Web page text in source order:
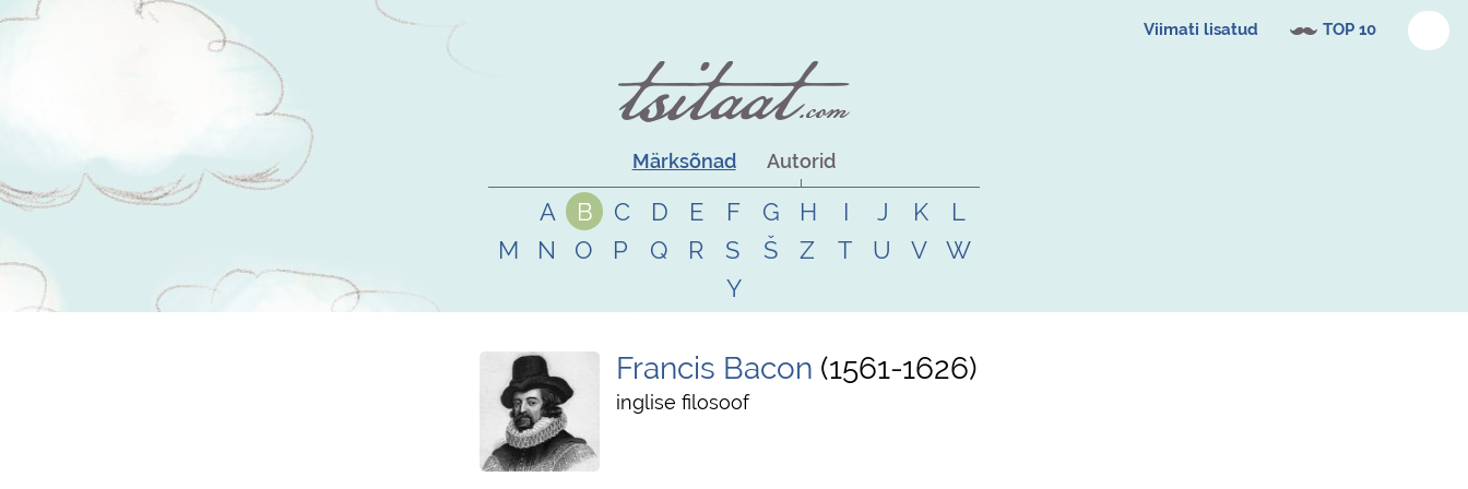
Viimati lisatud TOP 10
Märksõnad Autorid
A B C D E F G H I J K
L
M
N O P Q R S Š Z T U V
W
Y
Francis Bacon 1561-1626
inglise filosoof